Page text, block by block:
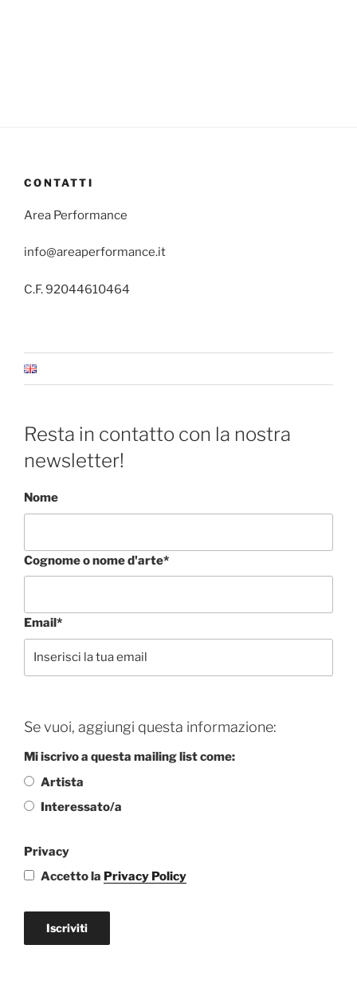
CONTATTI
Area Performance
info@areaperformance.it
C.F. 92044610464
Resta in contatto con la nostra
newsletter!
Nome
Cognome o nome d'arte*
Email*
Se vuoi, aggiungi questa informazione:
Mi iscrivo a questa mailing list come:
Artista
Interessato/a
Privacy
Accetto la Privacy Policy
Iscriviti